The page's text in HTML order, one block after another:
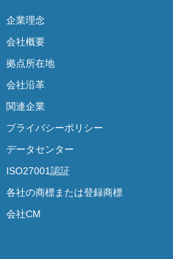
企業理念
会社概要
拠点所在地
会社沿革
関連企業
プライバシーポリシー
データセンター
ISO27001認証
各社の商標または登録商標
会社CM